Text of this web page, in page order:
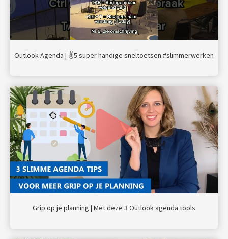
Outlook Agenda | ✌️5 super handige sneltoetsen #slimmerwerken
Grip op je planning | Met deze 3 Outlook agenda tools